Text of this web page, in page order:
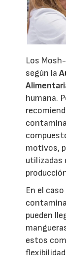
Los
según la
humana.
motivos,
utilizadas
En el
pueden
estos